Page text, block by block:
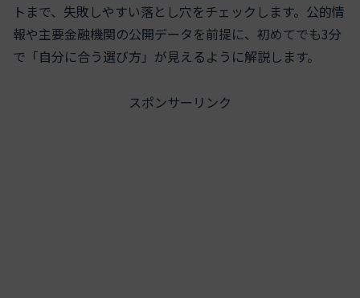
トまで、失敗しやすい落とし穴をチェックします。公的情
報や主要金融機関の公開データを前提に、初めてでも3分
で「自分に合う選び方」が見えるように解説します。
スポンサーリンク